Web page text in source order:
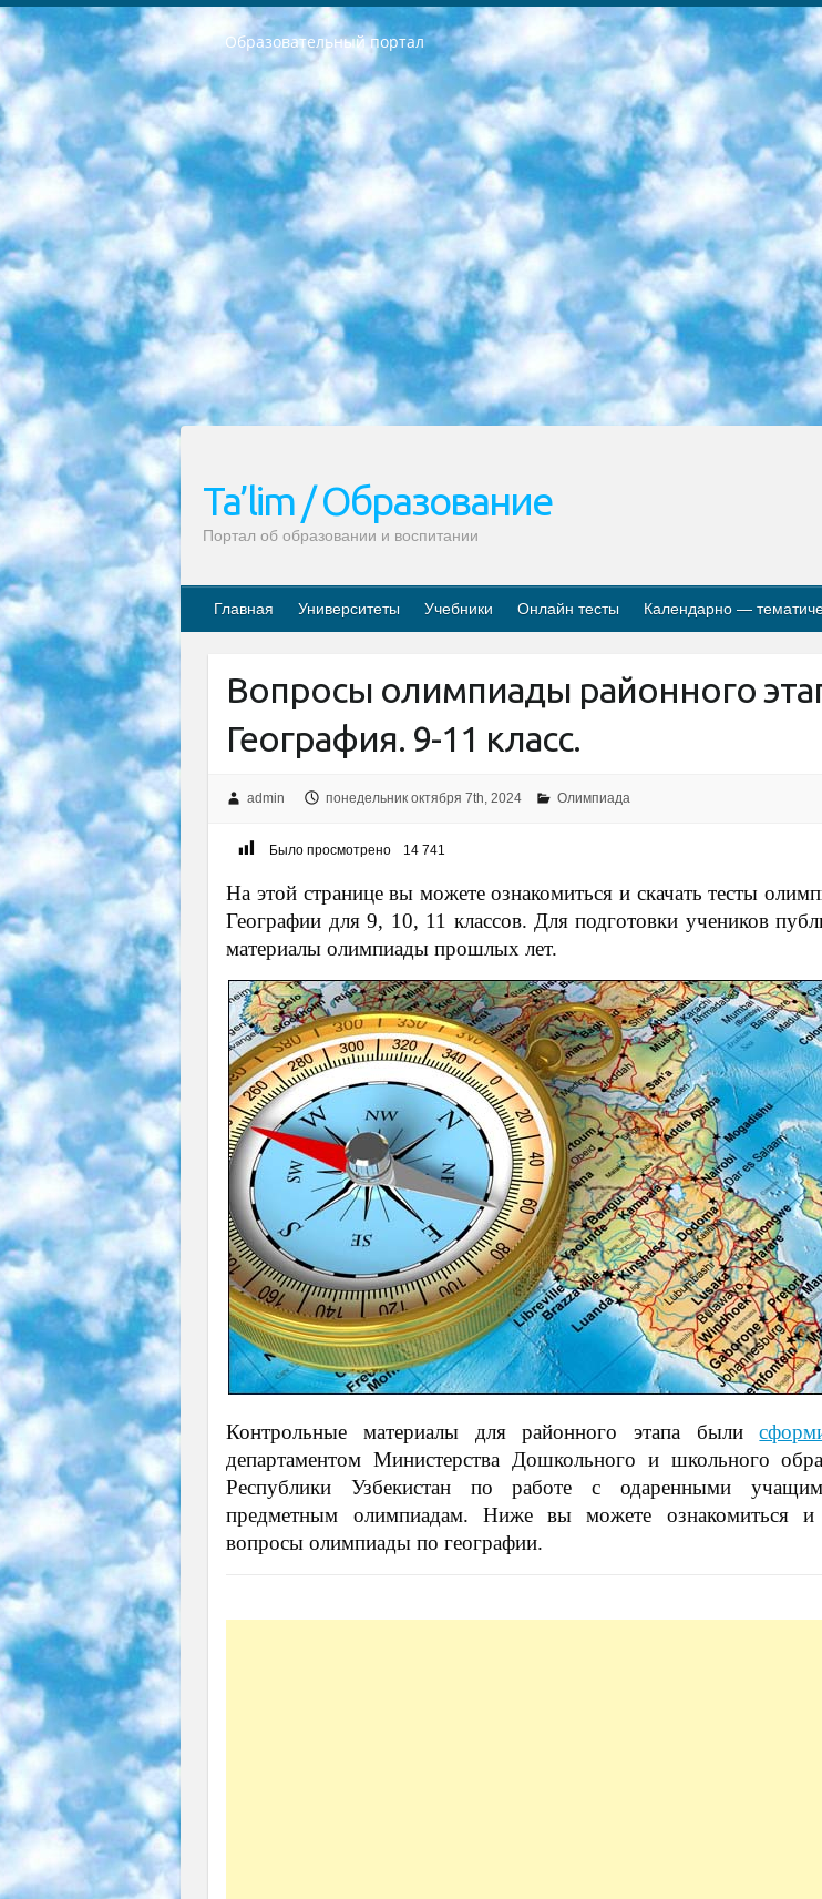
Образовательный портал
РЕСПУБЛИКА УЗБЕКИСТАН МИНИСТРЕРСТВО ДОШКОЛЬНОГО И ШКОЛЬНОГО ОБРАЗОВАНИЯ КОМАНДА в общеобразовательных учреждениях в 2023-2024 учебном году организация и проведение итоговой государственной аттестации обучающихся о Министра дошкольного и школьного образования Республики Узбекистан от 4 марта 2008 года (постановлением Минюста от 20 марта 2008 года № 1778 государственной регистрации) «Итоговое состояние учащихся общего среднего образования на основании положения об утверждении положения об аттестации общего среднего образования выпускной экзамен студентов в образовательных учреждениях в 2023-2024 учебном году В целях организации и прохождения аттестации приказываю: 1. Следующее: перечень предметов, по которым будет проводиться итоговая государственная аттестация и экзамен формы перевода согласно приложению 1; сертификаты международного образца, оценивающие уровень владения иностранными языками перечень согласно приложению 2; 2. Педагогический при специализированных образовательных учреждениях. научно-практический центр квалификации и международной оценки (Д.Давидова) 2024 г. До 25 марта: задания по предметам, по которым будет проводиться итоговая аттестация разработка и утверждение технических условий; итоговая аттестация на основании разработанного предметного задания разработка вопросов по предметам (устно и письменно), экзамен передача; общеобразовательные средние школы и специальные учебные заведения учащиеся выпускных классов школ и интернатов в агентской системе подготовка базы данных экзаменационных материалов и критериев оценки; перевод базы экзаменационных материалов на все языки обучения подать в Республиканский образовательный центр для изготовления; варианты экзаменов на основе разработанных контрольных материалов пусть будут поставлены задачи формирования. 3. Республиканский образовательный центр (Ш.Худайкулов) до 5 апреля 2024 года. до: база данных предоставленных экзаменационных материалов на все языки обучения перевод и экспертиза; для слепых, слабовидящих, глухих, слабослышащих и умственно отсталых детей учащиеся выпускных классов специализированных школ и школ-интернатов база данных экзаменационных материалов на всех преподаваемых языках подготовка критериев оценки; специализированные школы для умственно отсталых детей и технологии для учащихся выпускных классов школ-интернатов разработка соответствующих рекомендаций и критериев проведения ЕГЭ по естествознанию давать задания. 4. Педагогический при специализированных образовательных учреждениях. Научно-практический центр навыков и международной оценки (Д.Давидова), Республика образовательный центр (Худайкулов Ш.) итоговый государственный аттестационный экзамен ориентирован на творческое и логическое мышление при подготовке базы материалов учитывать введение заданий. 5. Следует отметить, что: сертификат государственного образца о знании общеобразовательного предмета и как минимум национальный уровень B1 по предметам на иностранных языках, указанным в Приложении 2. или международно признанный сертификат эквивалентного уровня студенты, изучающие определенный предмет, освобождаются от экзамена; по соответствующим предметам запланирована итоговая государственная аттестация за день до дня, путем жеребьевки Рабочей группой (в письменной форме по предметам, проводимым в форме) из числа сформированных вариантов выбрано 2 варианта; 2 выбранных варианта экзамена анонсированы на официальном сайте министерства и все выпускники по всей стране на основе этих вариантов проводит итоговую государственную аттестацию. 6. Государственное образование учащихся средних общеобразовательных учреждений. знания в соответствии с квалификационными требованиями, которые необходимо приобрести на основании стандартов итоговый (выпускной) контроль для 9 и 11 классов в целях тестирования Экзамены (далее – экзамены) состоят из предметов, перечисленных в приложении 1. будет сделано. 7. Экзамены пройдут с 26 мая по 15 июня 2024 г. (кроме науки физического воспитания). 8. Физическая для учащихся 9 классов общесредних образовательных учреждений. Экзамены по предмету «Образование, квалификация медицина» 1-6 мая 2024 года. сотрудники перевести под присмотр (с отклонениями в физическом или умственном развитии) специализированная школа для детей, школы-интернаты и со сколиозом школы-интернаты санаторного типа для больных детей исключены). 9. Он был слепым, слабовидящим и имел нарушения опорно-двигательного аппарата. экзамены в специализированных школах и интернатах для детей должны проводиться исходя из требований, предъявляемых к общеобразовательным учреждениям (физкультура кроме науки). 10. Специализированная школа для глухих и слабослышащих детей. и экзамены в интернатах и быть реализован в виде письменного теста по математике. 11. Специальность для умственно отсталых детей. Для 9 класса Родной язык и литературное письмо Государственный язык (язык обучения – узбекский). для неклассов) написано Математическое письмо Письменная/устная история Узбекистана Физическое воспитание практично Итоговый контроль Для 11 класса Написание родного языка и литературы (эссе) Математическое письмо Узбекский язык (обучение на узбекском языке) не посещающее общее среднее образование для учреждений)/Образовательное учреждение выбор письменный и устный Иностранный язык письменный/устный Письменная/устная история Узбекистана *По выбору студента:  Химия  Физика  Основы государственного права  География 10 бесплатных образовательных ресурсов - Мы составили подборку онлайн-проектов с интерактивными упражнениями, видеолекциями и
Ta’lim / Образование
Портал об образовании и воспитании
Главная Университеты Учебники Онлайн тесты Календарно —
Вопросы олимпиады районного
География. 9-11 класс.
admin понедельник октября 7th, 2024 Олимпиада
Было просмотрено 14 741
На этой странице вы можете ознакомиться и скачать тесты
Географии для 9, 10, 11 классов. Для подготовки учеников
материалы олимпиады прошлых лет.
Контрольные материалы для районного этапа были
департаментом Министерства Дошкольного и школьного
Республики Узбекистан по работе с одаренными
предметным олимпиадам. Ниже вы можете ознакомиться и
вопросы олимпиады по географии.